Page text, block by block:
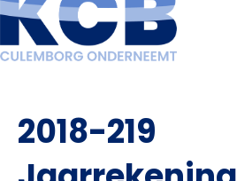
2018-219